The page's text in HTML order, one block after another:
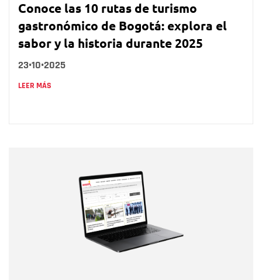
Conoce las 10 rutas de turismo
gastronómico de Bogotá: explora el
sabor y la historia durante 2025
23•10•2025
LEER MÁS
Correo electrónico
Tipo de comentario